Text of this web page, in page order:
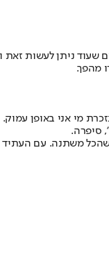
לאימא, היא ניצלה את הימים
מהפך.
מי אני באופן עמוק.
סיפרה.
משתנה. עם